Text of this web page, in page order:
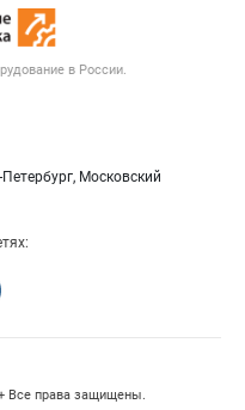
в России.
Московский
данных
пищепрома
Все права защищены.